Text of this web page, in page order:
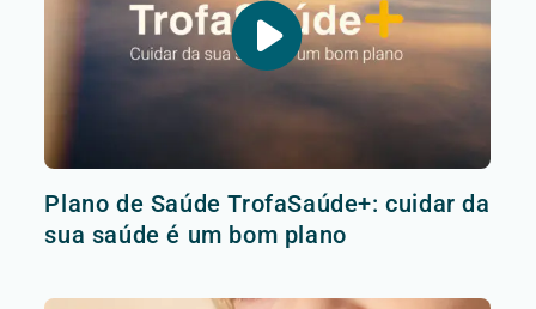
Plano de Saúde TrofaSaúde+: cuidar da
sua saúde é um bom plano